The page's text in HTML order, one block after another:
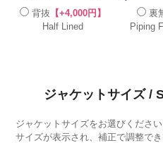
背抜 【+4,000円】
Half Lined
裏
Piping
ジャケットサイズ /
ジャケットサイズをお選びくださ
サイズが表示され、補正で調整でき